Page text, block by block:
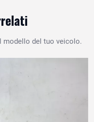
modello del tuo veicolo.